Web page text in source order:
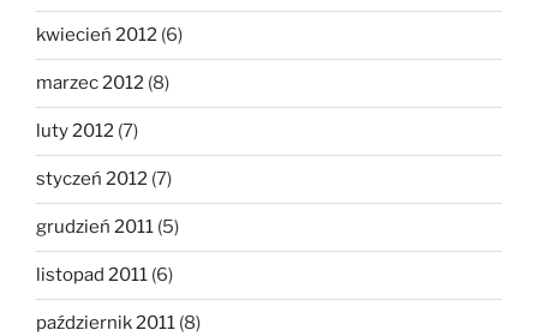
kwiecień 2012 (6)
marzec 2012 (8)
luty 2012 (7)
styczeń 2012 (7)
grudzień 2011 (5)
listopad 2011 (6)
październik 2011 (8)